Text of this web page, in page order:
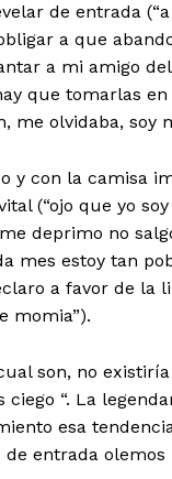
de entrada
a que
a mi amigo
que tomarlas
me olvidaba, soy
y con la camisa
(“ojo que yo
deprimo no
mes estoy tan
a favor de la
momia”).
son, no
“. La
esa
entrada olemos